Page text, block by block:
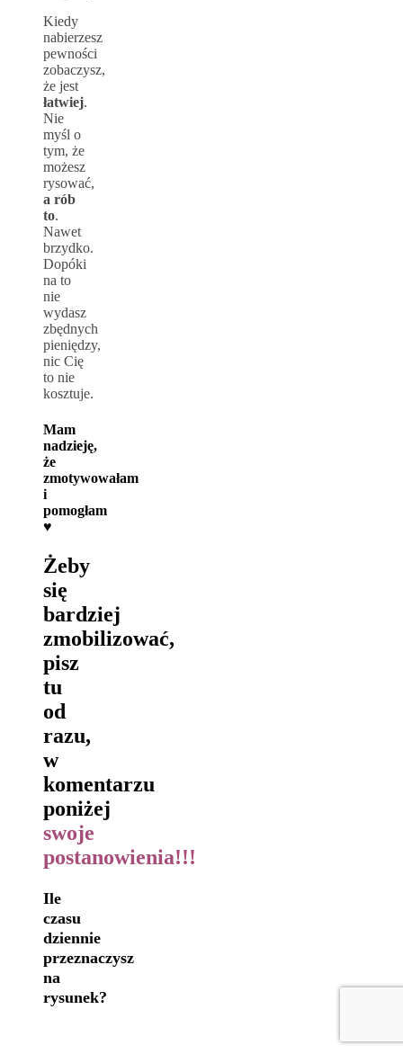
Kiedy
nabierzesz
pewności
zobaczysz,
że jest
łatwiej.
Nie
myśl o
tym, że
możesz
rysować,
a rób
to.
Nawet
brzydko.
Dopóki
na to
nie
wydasz
zbędnych
pieniędzy,
nic Cię
to nie
kosztuje.
Mam
nadzieję,
że
zmotywowałam
i
pomogłam
♥
Żeby
się
bardziej
zmobilizować,
pisz
tu
od
razu,
w
komentarzu
poniżej
swoje
postanowienia!!!
Ile
czasu
dziennie
przeznaczysz
na
rysunek?